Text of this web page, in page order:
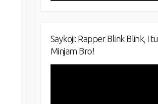
Saykoji: Rapper Blink Blink, Itu
Minjam Bro!